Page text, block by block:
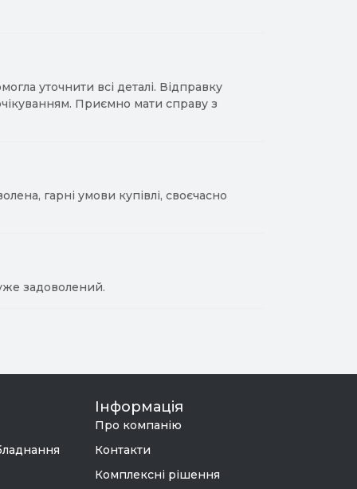
уточнити всі деталі. Відправку
Приємно мати справу з
гарні умови купівлі, своєчасно
задоволений.
Інформація
Про компанію
Контакти
Комплексні рішення